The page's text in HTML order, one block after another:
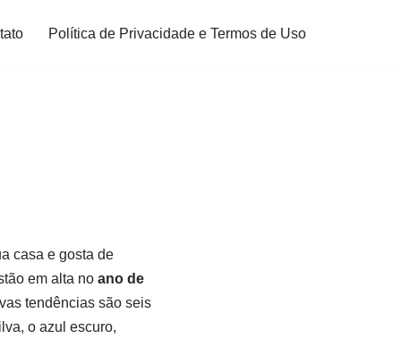
Política de Privacidade e Termos de Uso
casa e gosta de
em alta no ano de
tendências são seis
o azul escuro,